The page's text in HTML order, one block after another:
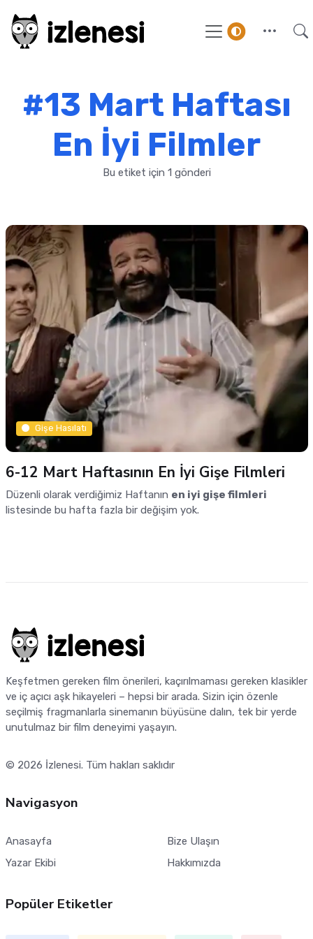
#13 Mart Haftası
En İyi Filmler
Bu etiket için 1 gönderi
Gişe Hasılatı
6-12 Mart Haftasının En İyi Gişe Filmleri
Düzenli olarak verdiğimiz Haftanın en iyi gişe filmleri
listesinde bu hafta fazla bir değişim yok.
Keşfetmen gereken film önerileri, kaçırılmaması gereken klasikler
ve iç açıcı aşk hikayeleri – hepsi bir arada. Sizin için özenle
seçilmiş fragmanlarla sinemanın büyüsüne dalın, tek bir yerde
unutulmaz bir film deneyimi yaşayın.
© 2026 İzlenesi. Tüm hakları saklıdır
Navigasyon
Anasayfa
Yazar Ekibi
Bize Ulaşın
Hakkımızda
Popüler Etiketler